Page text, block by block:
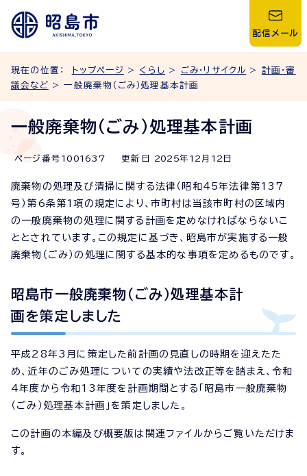
配信メール
現在の位置： トップページ > くらし > ごみ・リサイクル > 計画・審
議会など > 一般廃棄物（ごみ）処理基本計画
一般廃棄物（ごみ）処理基本計画
ページ番号 1001637 更新日 2025年 12 月 12 日
廃棄物の処理及び清掃に関する法律（昭和45年法律第137
号）第6条第1項の規定により、市町村は当該市町村の区域内
の一般廃棄物の処理に関する計画を定めなければならないこ
ととされています。この規定に基づき、昭島市が実施する一般
廃棄物（ごみ）の処理に関する基本的な事項を定めるものです。
昭島市一般廃棄物（ごみ）処理基本計
画を策定しました
平成28年3月に策定した前計画の見直しの時期を迎えたた
め、近年のごみ処理についての実績や法改正等を踏まえ、令和
4年度から令和13年度を計画期間とする「昭島市一般廃棄物
（ごみ）処理基本計画」を策定しました。
この計画の本編及び概要版は関連ファイルからご覧いただけま
す。